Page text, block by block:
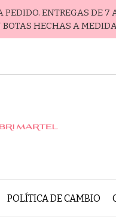
ENTREGAS DE 7
BOTAS HECHAS A
POLÍTICA DE CAMBIO